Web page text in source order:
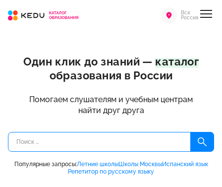
Вся
Россия
Один клик до знаний —каталог
образования в России
Помогаем слушателям и учебным центрам
найти друг друга
Популярные запросы:Летние школыШколы МосквыИспанский язык
Репетитор по русскому языку